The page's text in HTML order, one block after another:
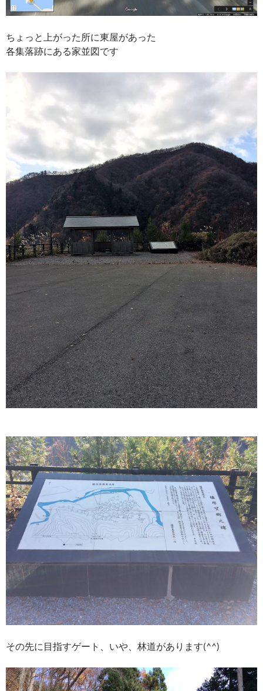
ちょっと上がった所に東屋があった
各集落跡にある家並図です
その先に目指すゲート、いや、林道があります(^^)